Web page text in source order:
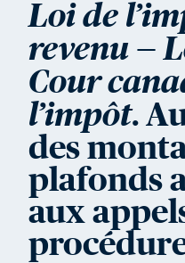
Loi de
revenu —
Cour
l’impôt.
des
plafonds
aux